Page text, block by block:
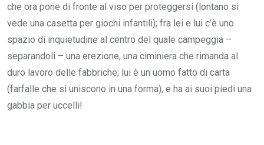
che ora pone di fronte al viso per proteggersi (lontano si
vede una casetta per giochi infantili); fra lei e lui c’è uno
spazio di inquietudine al centro del quale campeggia –
separandoli – una erezione, una ciminiera che rimanda al
duro lavoro delle fabbriche; lui è un uomo fatto di carta
(farfalle che si uniscono in una forma), e ha ai suoi piedi una
gabbia per uccelli!